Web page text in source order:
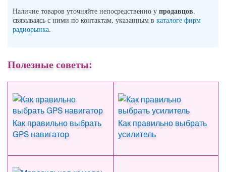
Наличие товаров уточняйте непосредственно у продавцов,
связываясь с ними по контактам, указанным в каталоге фирм
радиорынка.
Полезные советы:
Как правильно выбрать
GPS навигатор
Как правильно выбрать
усилитель